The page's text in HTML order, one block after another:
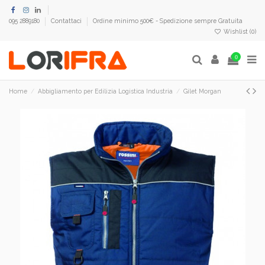
095 2889180 Contattaci
Ordine minimo 500€ - Spedizione sempre Gratuita
Wishlist (0)
0
Home Abbigliamento per Edilizia Logistica Industria Gilet Morgan